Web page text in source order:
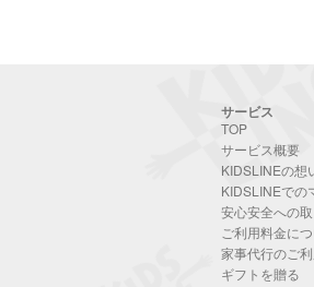
サービス
TOP
サービス概要
KIDSLINEの想
KIDSLINEでの
安心安全への
ご利用料金に
家事代行のご
ギフトを贈る